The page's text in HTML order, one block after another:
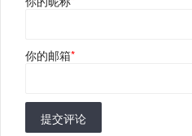
你的邮箱*
提交评论